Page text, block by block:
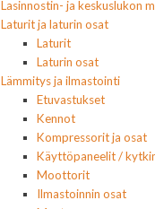
Lasinnostin- ja keskuslukon
Laturit ja laturin osat
Laturit
Laturin osat
Lämmitys ja ilmastointi
Etuvastukset
Kennot
Kompressorit ja osat
Käyttöpaneelit /
Moottorit
Ilmastoinnin osat